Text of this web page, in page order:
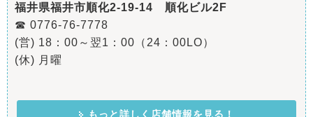
福井県福井市順化2-19-14 順化ビル2F
☎ 0776-76-7778
(営) 18：00～翌1：00（24：00LO）
(休) 月曜
もっと詳しく店舗情報を見る！